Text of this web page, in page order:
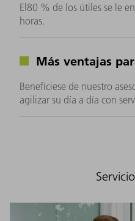
El80 % de los útiles se le
horas.
Más ventajas
Benefíciese de nuestro
agilizar su día a día con